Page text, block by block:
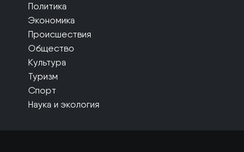
Политика
Экономика
Происшествия
Общество
Культура
Туризм
Спорт
Наука и экология